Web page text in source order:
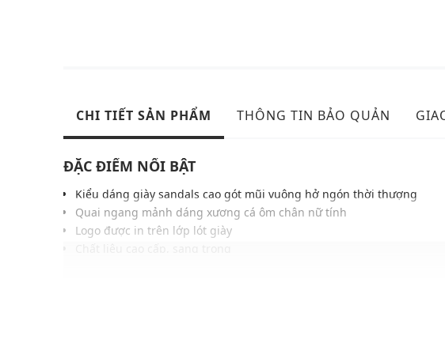
CHI TIẾT SẢN PHẨM THÔNG TIN BẢO QUẢN
ĐẶC ĐIỂM NỔI BẬT
Kiểu dáng giày sandals cao gót mũi vuông hở ngón thời thượng
Quai ngang mảnh dáng xương cá ôm chân nữ tính
Logo được in trên lớp lót giày